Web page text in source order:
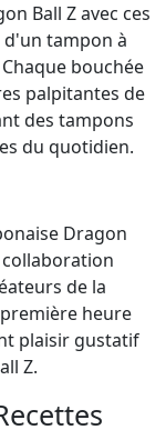
Ball Z avec ces
d'un tampon à
bouchée
palpitantes de
des tampons
du quotidien.
Dragon
de la
heure
plaisir gustatif
Z.